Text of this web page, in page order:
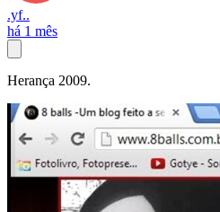
.yf..
há 1 mês
Herança 2009.